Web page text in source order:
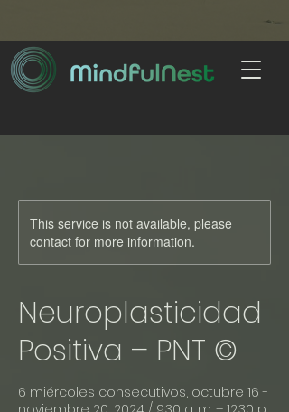
This service is not available, please
contact for more information.
Neuroplasticidad
Positiva – PNT ©
6 miércoles consecutivos, octubre 16 -